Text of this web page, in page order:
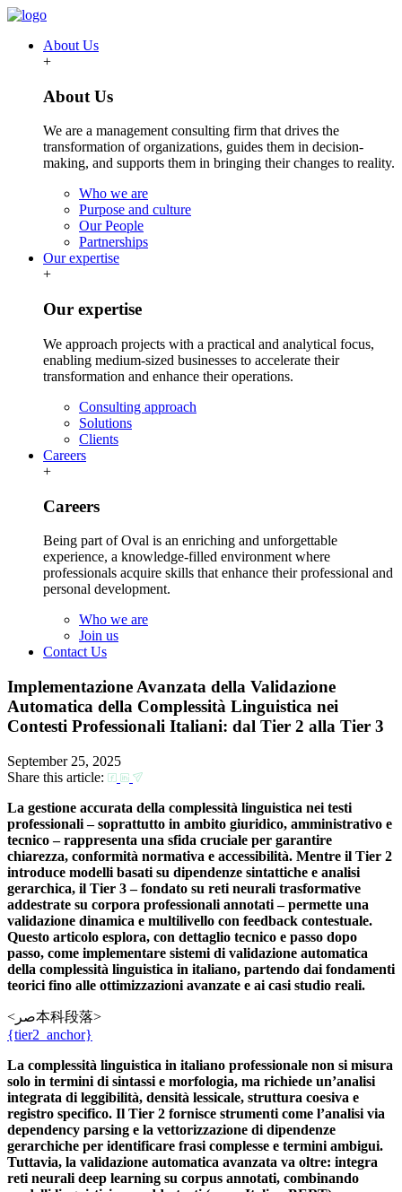
About Us
+
About Us
We are a management consulting firm that drives the
transformation of organizations, guides them in decision-
making, and supports them in bringing their changes to reality.
Who we are
Purpose and culture
Our People
Partnerships
Our expertise
+
Our expertise
We approach projects with a practical and analytical focus,
enabling medium-sized businesses to accelerate their
transformation and enhance their operations.
Consulting approach
Solutions
Clients
Careers
+
Careers
Being part of Oval is an enriching and unforgettable
experience, a knowledge-filled environment where
professionals acquire skills that enhance their professional and
personal development.
Who we are
Join us
Contact Us
Implementazione Avanzata della Validazione
Automatica della Complessità Linguistica nei
Contesti Professionali Italiani: dal Tier 2 alla Tier 3
September 25, 2025
Share this article:
La gestione accurata della complessità linguistica nei testi
professionali – soprattutto in ambito giuridico, amministrativo e
tecnico – rappresenta una sfida cruciale per garantire
chiarezza, conformità normativa e accessibilità. Mentre il Tier 2
introduce modelli basati su dipendenze sintattiche e analisi
gerarchica, il Tier 3 – fondato su reti neurali trasformative
addestrate su corpora professionali annotati – permette una
validazione dinamica e multilivello con feedback contestuale.
Questo articolo esplora, con dettaglio tecnico e passo dopo
passo, come implementare sistemi di validazione automatica
della complessità linguistica in italiano, partendo dai fondamenti
teorici fino alle ottimizzazioni avanzate e ai casi studio reali.
<صر本科段落>
{tier2_anchor}
La complessità linguistica in italiano professionale non si misura
solo in termini di sintassi e morfologia, ma richiede un’analisi
integrata di leggibilità, densità lessicale, struttura coesiva e
registro specifico. Il Tier 2 fornisce strumenti come l’analisi via
dependency parsing e la vettorizzazione di dipendenze
gerarchiche per identificare frasi complesse e termini ambigui.
Tuttavia, la validazione automatica avanzata va oltre: integra
reti neurali deep learning su corpus annotati, combinando